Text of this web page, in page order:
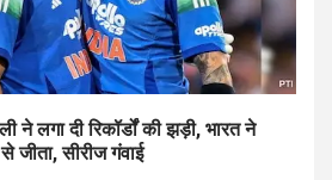
ने लगा दी रिकॉर्डों की झड़ी, भारत ने
जीता, सीरीज गंवाई